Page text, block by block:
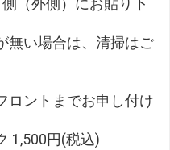
（外側）にお貼り下
無い場合は、清掃はご
ロントまでお申し付け
1,500円(税込)